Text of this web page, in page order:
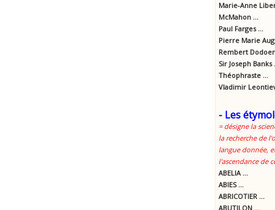
Marie-Anne
McMahon ...
Paul Farges ...
Pierre Marie
Rembert
Sir Joseph Banks
Théophraste ...
Vladimir
- Les
= désigne la
la recherche de
langue donnée,
l'ascendance de
ABELIA ...
ABIES ...
ABRICOTIER ...
ABUTILON ...